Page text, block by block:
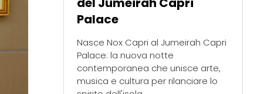
Palace
Nasce Nox Capri al Jumeirah Capri
Palace: la nuova notte
contemporanea che unisce arte,
musica e cultura per rilanciare lo